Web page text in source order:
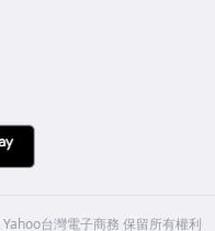
Yahoo台灣電子商務 保留所有權利